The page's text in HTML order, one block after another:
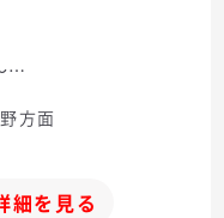
…
方面
細を見る